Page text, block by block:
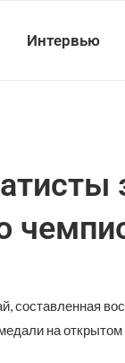
Интервью
составленная
на